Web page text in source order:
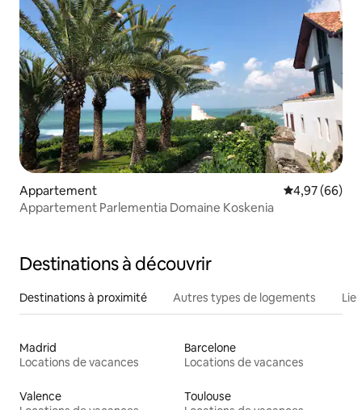
Appartement Évaluation
4,97 (66)
Appartement Parlementia Domaine Koskenia
Destinations à découvrir
Destinations à proximité Autres types de logements
Madrid
Locations de vacances
Barcelone
Locations de vacances
Valence
Toulouse